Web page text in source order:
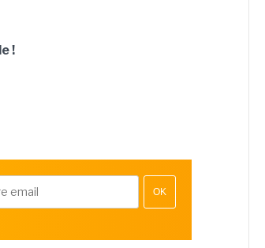
!
OK